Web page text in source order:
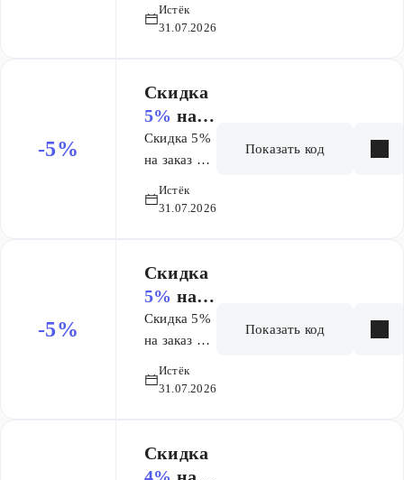
обратитесь в
Сервисную
оформите Карту.
Кешбэк
начисляется
бонусными
первый рабочий
месяцем, в
котором были
совершены
баллами можно
заплатив за
Истёк
31.07.2026
-5%
Скидка
5% на
заказ от
6 000 ₽
Скидка 5%
на заказ от
Истёк
31.07.2026
Показать код
-5%
Скидка
5% на
заказ от
6 000 ₽
Скидка 5%
на заказ от
Истёк
31.07.2026
Показать код
Скидка